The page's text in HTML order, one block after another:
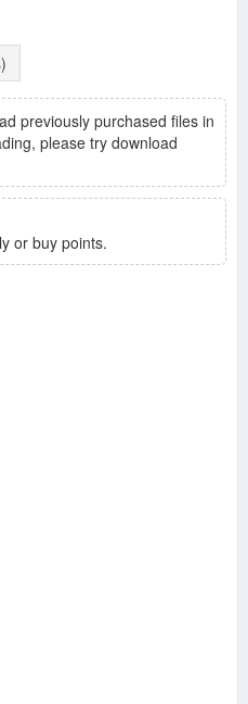
previously purchased files in
please try download
or buy points.